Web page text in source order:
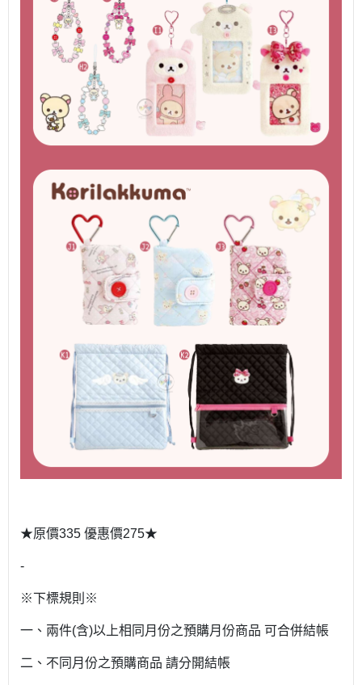
★原價335 優惠價275★
-
※下標規則※
一、兩件(含)以上相同月份之預購月份商品 可合併結帳
二、不同月份之預購商品 請分開結帳